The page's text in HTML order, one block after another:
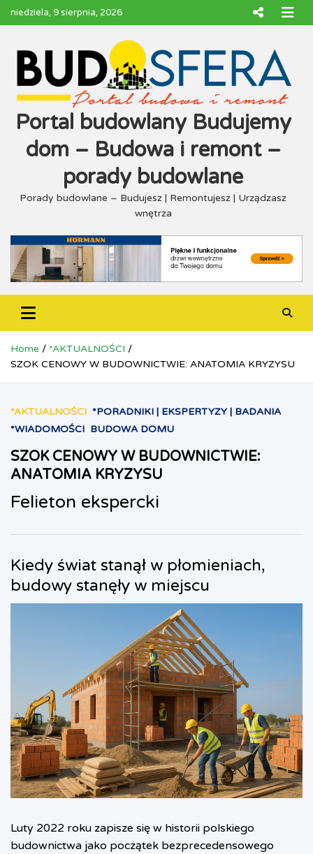
Skipniedziela, 9 sierpnia, 2026
Portal budowlany Budujemy
dom – Budowa i remont –
porady budowlane
Porady budowlane – Budujesz | Remontujesz | Urządzasz
wnętrza
Home
*AKTUALNOŚCI
SZOK CENOWY W BUDOWNICTWIE: ANATOMIA KRYZYSU
*AKTUALNOŚCI *PORADNIKI | EKSPERTYZY | BADANIA
*WIADOMOŚCI BUDOWA DOMU
SZOK CENOWY W BUDOWNICTWIE:
ANATOMIA KRYZYSU
Felieton ekspercki
Kiedy świat stanął w płomieniach,
budowy stanęły w miejscu
Luty 2022 roku zapisze się w historii polskiego
budownictwa jako początek bezprecedensowego